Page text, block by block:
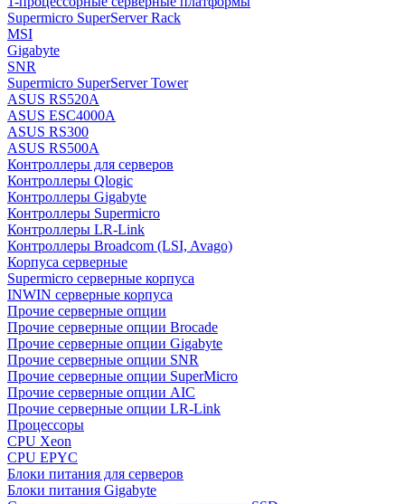
Supermicro SuperServer Rack
MSI
Gigabyte
SNR
Supermicro SuperServer Tower
ASUS RS520A
ASUS ESC4000A
ASUS RS300
ASUS RS500A
Контроллеры для серверов
Контроллеры Qlogic
Контроллеры Gigabyte
Контроллеры Supermicro
Контроллеры LR-Link
Контроллеры Broadcom (LSI, Avago)
Корпуса серверные
Supermicro серверные корпуса
INWIN серверные корпуса
Прочие серверные опции
Прочие серверные опции Brocade
Прочие серверные опции Gigabyte
Прочие серверные опции SNR
Прочие серверные опции SuperMicro
Прочие серверные опции AIC
Прочие серверные опции LR-Link
Процессоры
CPU Xeon
CPU EPYC
Блоки питания для серверов
Блоки питания Gigabyte